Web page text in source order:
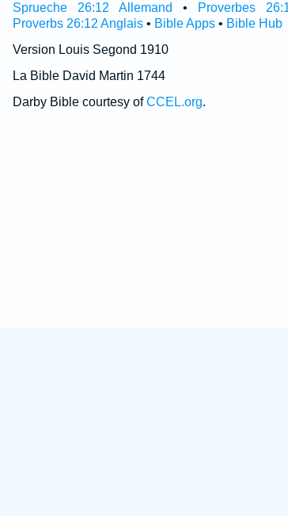
Sprueche 26:12 Allemand • Proverbes
Proverbs 26:12 Anglais• Bible Apps• Bible Hub
Version Louis Segond 1910
La Bible David Martin 1744
Darby Bible courtesy ofCCEL.org.